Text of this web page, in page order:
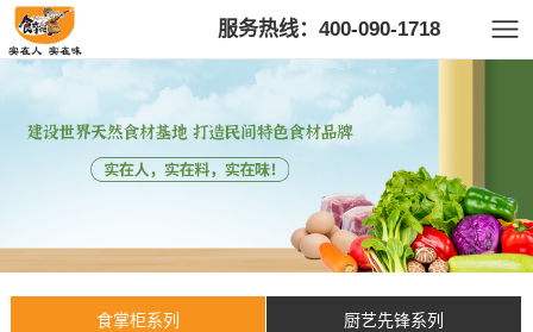
服务热线：400-090-1718
食掌柜系列 厨艺先锋系列